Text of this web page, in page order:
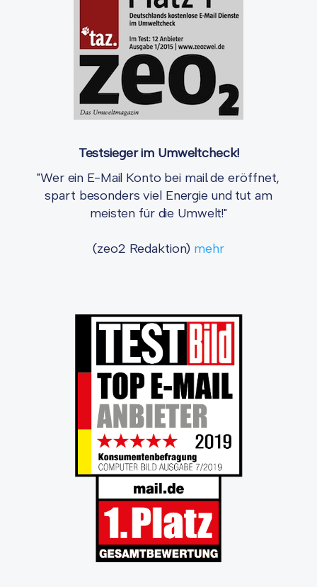
Testsieger im Umweltcheck!
"Wer ein E-Mail Konto bei mail.de eröffnet,
spart besonders viel Energie und tut am
meisten für die Umwelt!"
(zeo2 Redaktion) mehr